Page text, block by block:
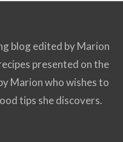
blog edited by Marion
presented on the
Marion who wishes to
tips she discovers.